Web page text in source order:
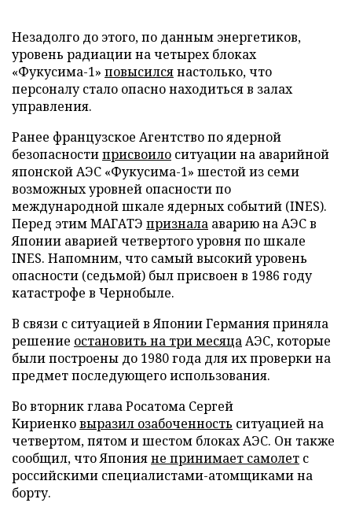
Незадолго до этого, по данным энергетиков,
уровень радиации на четырех блоках
«Фукусима-1» повысилсянастолько, что
персоналу стало опасно находиться в залах
управления.
Ранее французское Агентство по ядерной
безопасностиприсвоило ситуации на аварийной
японской АЭС «Фукусима-1» шестой из семи
возможных уровней опасности по
международной шкале ядерных событий (INES).
Перед этим МАГАТЭ признала аварию на АЭС в
Японии аварией четвертого уровня по шкале
INES. Напомним, что самый высокий уровень
опасности (седьмой) был присвоен в 1986 году
катастрофе в Чернобыле.
В связи с ситуацией в Японии Германия приняла
решение остановить на три месяцаАЭС, которые
были построены до 1980 года для их проверки на
предмет последующего использования.
Во вторник глава Росатома Сергей
Кириенковыразил озабоченность ситуацией на
четвертом, пятом и шестом блоках АЭС. Он также
сообщил, что Японияне принимает самолет с
российскими специалистами-атомщиками на
борту.